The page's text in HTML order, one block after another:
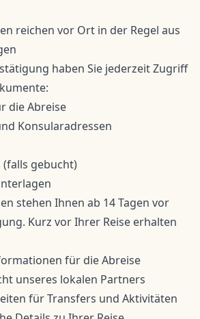
reichen vor Ort in der Regel aus
haben Sie jederzeit Zugriff
die Abreise
Konsularadressen
(falls gebucht)
stehen Ihnen ab 14 Tagen vor
Kurz vor Ihrer Reise erhalten
für die Abreise
unseres lokalen Partners
für Transfers und Aktivitäten